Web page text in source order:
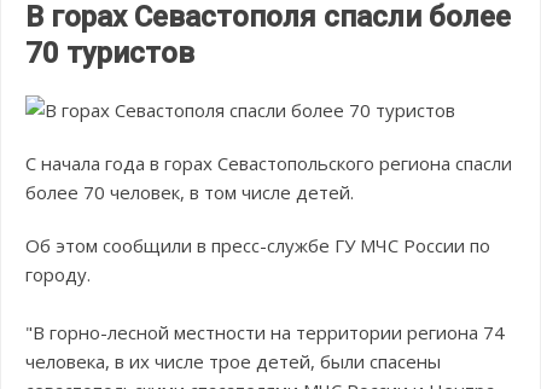
В горах Севастополя спасли более
70 туристов
С начала года в горах Севастопольского региона спасли
более 70 человек, в том числе детей.
Об этом сообщили в пресс-службе ГУ МЧС России по
городу.
"В горно-лесной местности на территории региона 74
человека, в их числе трое детей, были спасены